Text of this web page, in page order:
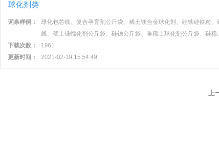
球化剂类
词条样例：
球化包芯线、复合孕育剂公斤袋、稀土镁合金球化剂、硅铁硅铁粒
线、稀土镁蠕化剂公斤袋、硅锶公斤袋、重稀土球化剂公斤袋、硅
下载次数：
1961
更新时间：
2021-02-19 15:54:49
上